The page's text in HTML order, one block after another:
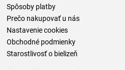
Spôsoby platby
Prečo nakupovať u nás
Nastavenie cookies
Obchodné podmienky
Starostlivosť o bielizeň